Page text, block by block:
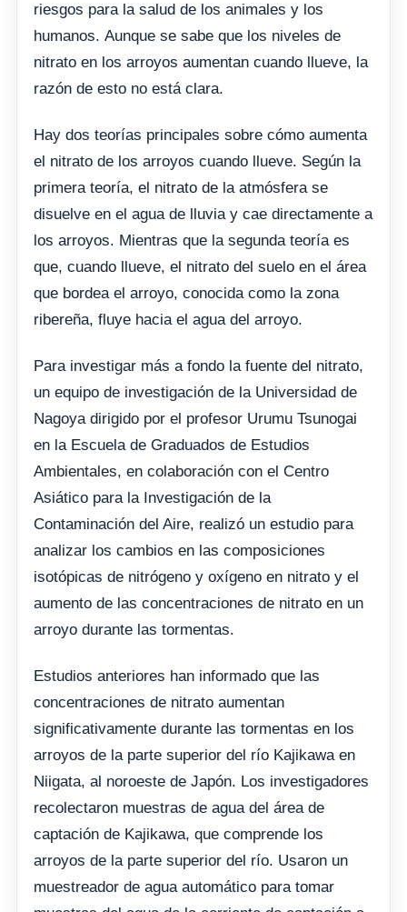
riesgos para la salud de los animales y los
humanos. Aunque se sabe que los niveles de
nitrato en los arroyos aumentan cuando llueve, la
razón de esto no está clara.
Hay dos teorías principales sobre cómo aumenta
el nitrato de los arroyos cuando llueve. Según la
primera teoría, el nitrato de la atmósfera se
disuelve en el agua de lluvia y cae directamente a
los arroyos. Mientras que la segunda teoría es
que, cuando llueve, el nitrato del suelo en el área
que bordea el arroyo, conocida como la zona
ribereña, fluye hacia el agua del arroyo.
Para investigar más a fondo la fuente del nitrato,
un equipo de investigación de la Universidad de
Nagoya dirigido por el profesor Urumu Tsunogai
en la Escuela de Graduados de Estudios
Ambientales, en colaboración con el Centro
Asiático para la Investigación de la
Contaminación del Aire, realizó un estudio para
analizar los cambios en las composiciones
isotópicas de nitrógeno y oxígeno en nitrato y el
aumento de las concentraciones de nitrato en un
arroyo durante las tormentas.
Estudios anteriores han informado que las
concentraciones de nitrato aumentan
significativamente durante las tormentas en los
arroyos de la parte superior del río Kajikawa en
Niigata, al noroeste de Japón. Los investigadores
recolectaron muestras de agua del área de
captación de Kajikawa, que comprende los
arroyos de la parte superior del río. Usaron un
muestreador de agua automático para tomar